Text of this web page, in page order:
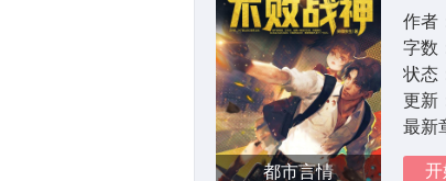
都市言情
作者
字数
状态
更新
最新
开